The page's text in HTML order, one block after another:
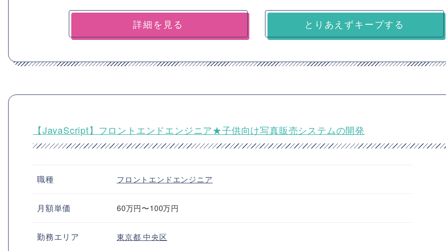
詳細を見る とりあえずキープする
【JavaScript】フロントエンドエンジニア★子供向け写真販売システムの開発
職種 フロントエンドエンジニア
月額単価 60万円〜100万円
勤務エリア 東京都中央区